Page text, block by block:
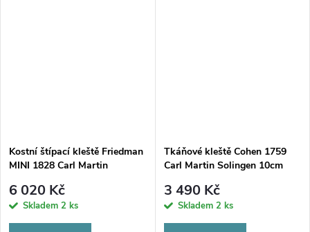
Kostní štípací kleště Friedman
MINI 1828 Carl Martin
6 020 Kč
Skladem 2 ks
Tkáňové kleště Cohen 1759
Carl Martin Solingen 10cm
3 490 Kč
Skladem 2 ks